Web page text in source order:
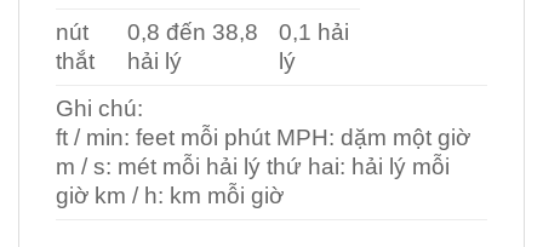
nút
thắt
0,8 đến 38,8
hải lý
0,1 hải
lý
Ghi chú:
ft / min: feet mỗi phút MPH: dặm một giờ
m / s: mét mỗi hải lý thứ hai: hải lý mỗi
giờ km / h: km mỗi giờ